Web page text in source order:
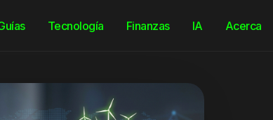
Tecnología Finanzas IA Acerca